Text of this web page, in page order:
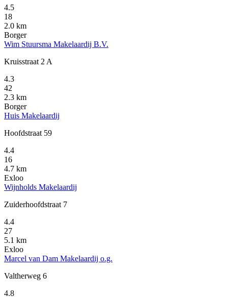
4.5
18
2.0 km
Borger
Wim Stuursma Makelaardij B.V.
Kruisstraat 2 A
4.3
42
2.3 km
Borger
Huis Makelaardij
Hoofdstraat 59
4.4
16
4.7 km
Exloo
Wijnholds Makelaardij
Zuiderhoofdstraat 7
4.4
27
5.1 km
Exloo
Marcel van Dam Makelaardij o.g.
Valtherweg 6
4.8